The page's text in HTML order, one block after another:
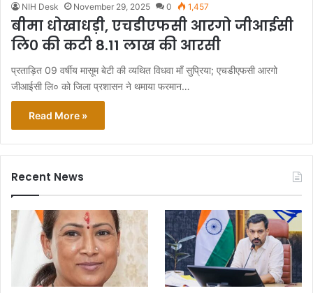
NIH Desk November 29, 2025 0 1,457
बीमा धोखाधड़ी, एचडीएफसी आरगो जीआईसी
लि० की कटी 8.11 लाख की आरसी
प्रताड़ित 09 वर्षीय मासूम बेटी की व्यथित विधवा माँ सुप्रिया; एचडीएफसी आरगो
जीआईसी लि० को जिला प्रशासन ने थमाया फरमान…
Read More »
Recent News